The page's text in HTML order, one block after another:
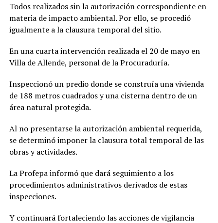
Todos realizados sin la autorización correspondiente en
materia de impacto ambiental. Por ello, se procedió
igualmente a la clausura temporal del sitio.
En una cuarta intervención realizada el 20 de mayo en
Villa de Allende, personal de la Procuraduría.
Inspeccionó un predio donde se construía una vivienda
de 188 metros cuadrados y una cisterna dentro de un
área natural protegida.
Al no presentarse la autorización ambiental requerida,
se determinó imponer la clausura total temporal de las
obras y actividades.
La Profepa informó que dará seguimiento a los
procedimientos administrativos derivados de estas
inspecciones.
Y continuará fortaleciendo las acciones de vigilancia